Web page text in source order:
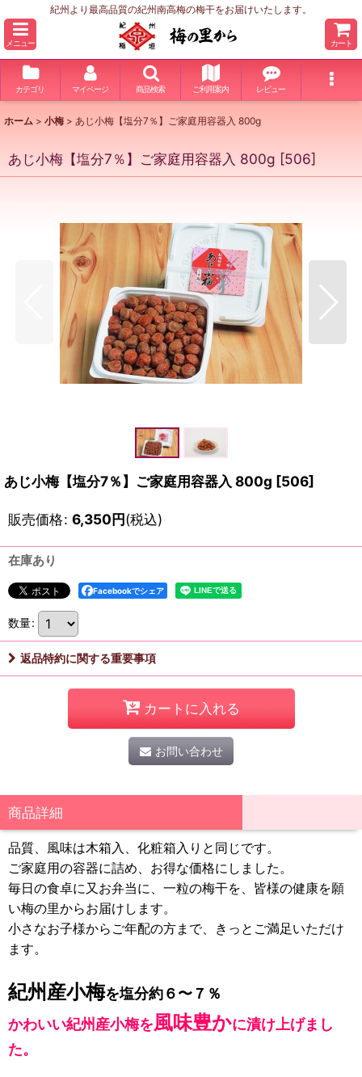
紀州より最高品質の紀州南高梅の梅干をお届けいたします。
メニュー カート
カテゴリ マイページ 商品検索 ご利用案内 レビュー
ホーム > 小梅 > あじ小梅【塩分7％】ご家庭用容器入 800g
あじ小梅【塩分7％】ご家庭用容器入 800g [506]
あじ小梅【塩分7％】ご家庭用容器入 800g [506]
販売価格: 6,350円(税込)
在庫あり
Facebookでシェア
数量:
返品特約に関する重要事項
カートに入れる
お問い合わせ
商品詳細
品質、風味は木箱入、化粧箱入りと同じです。
ご家庭用の容器に詰め、お得な価格にしました。
毎日の食卓に又お弁当に、一粒の梅干を、皆様の健康を願
い梅の里からお届けします。
小さなお子様からご年配の方まで、きっとご満足いただけ
ます。
紀州産小梅を塩分約６〜７％
かわいい紀州産小梅を風味豊かに漬け上げまし
た。